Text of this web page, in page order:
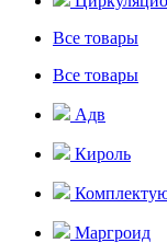
Все товары
Все товары
Адв
Кироль
Маргроид